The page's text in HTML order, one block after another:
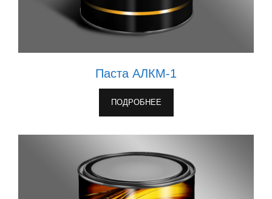
Паста АЛКМ-1
ПОДРОБНЕЕ